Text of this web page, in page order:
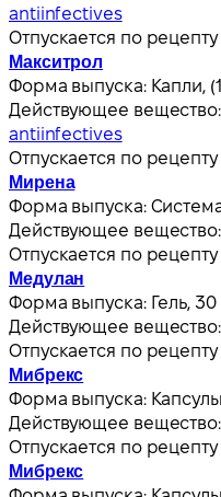
antiinfectives
Отпускается по рецепту
Макситрол
Форма выпуска: Капли,
Действующее вещество:
antiinfectives
Отпускается по рецепту
Мирена
Форма выпуска:
Действующее вещество:
Отпускается по рецепту
Медулан
Форма выпуска: Гель, 30
Действующее вещество:
Отпускается по рецепту
Мибрекс
Форма выпуска:
Действующее вещество:
Отпускается по рецепту
Мибрекс